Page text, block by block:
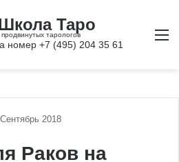
Cентябрь 2018
Раков на